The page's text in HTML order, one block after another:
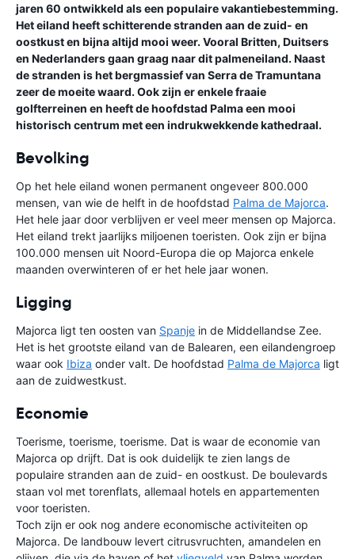
jaren 60 ontwikkeld als een populaire vakantiebestemming.
Het eiland heeft schitterende stranden aan de zuid- en
oostkust en bijna altijd mooi weer. Vooral Britten, Duitsers
en Nederlanders gaan graag naar dit palmeneiland. Naast
de stranden is het bergmassief van Serra de Tramuntana
zeer de moeite waard. Ook zijn er enkele fraaie
golfterreinen en heeft de hoofdstad Palma een mooi
historisch centrum met een indrukwekkende kathedraal.
Bevolking
Op het hele eiland wonen permanent ongeveer 800.000
mensen, van wie de helft in de hoofdstad Palma de Majorca.
Het hele jaar door verblijven er veel meer mensen op Majorca.
Het eiland trekt jaarlijks miljoenen toeristen. Ook zijn er bijna
100.000 mensen uit Noord-Europa die op Majorca enkele
maanden overwinteren of er het hele jaar wonen.
Ligging
Majorca ligt ten oosten van Spanje in de Middellandse Zee.
Het is het grootste eiland van de Balearen, een eilandengroep
waar ook Ibiza onder valt. De hoofdstad Palma de Majorca ligt
aan de zuidwestkust.
Economie
Toerisme, toerisme, toerisme. Dat is waar de economie van
Majorca op drijft. Dat is ook duidelijk te zien langs de
populaire stranden aan de zuid- en oostkust. De boulevards
staan vol met torenflats, allemaal hotels en appartementen
voor toeristen.
Toch zijn er ook nog andere economische activiteiten op
Majorca. De landbouw levert citrusvruchten, amandelen en